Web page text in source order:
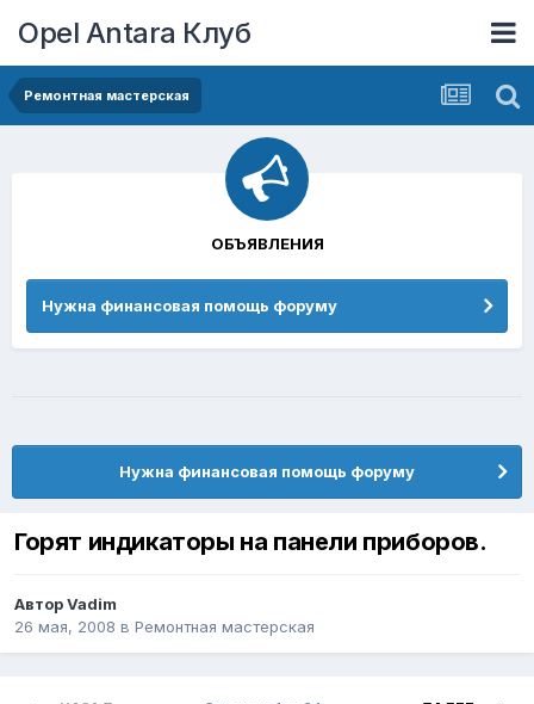
Opel Antara Клуб
Ремонтная мастерская
Нужна финансовая помощь форуму
Горят индикаторы на панели приборов.
АвторVadim
26 мая, 2008 в Ремонтная мастерская
ОБЪЯВЛЕНИЯ
Нужна финансовая помощь форуму